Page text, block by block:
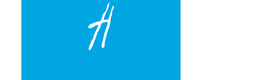
Pasterka 2019
Triduum St. Kostka 2019